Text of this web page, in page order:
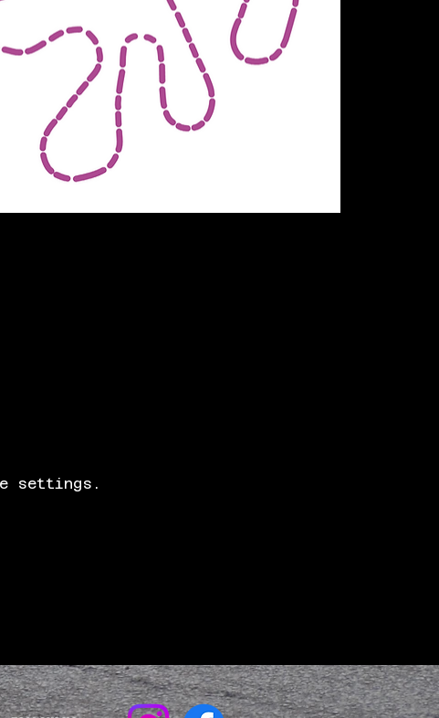
settings.